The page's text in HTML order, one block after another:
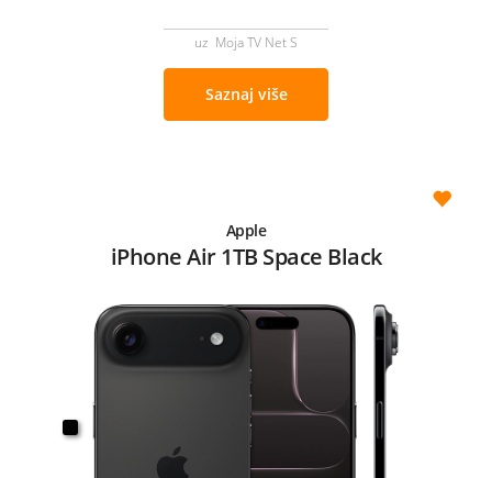
uz Moja TV Net S
Saznaj više
Apple
iPhone Air 1TB Space Black